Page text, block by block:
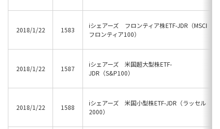
2018/1/22 1583
iシェアーズ フロンティア株ETF-JDR（MSCI
フロンティア100）
2018/1/22 1587
iシェアーズ 米国超大型株ETF-
JDR（S&P100）
2018/1/22 1588
iシェアーズ 米国小型株ETF-JDR（ラッセル
2000）